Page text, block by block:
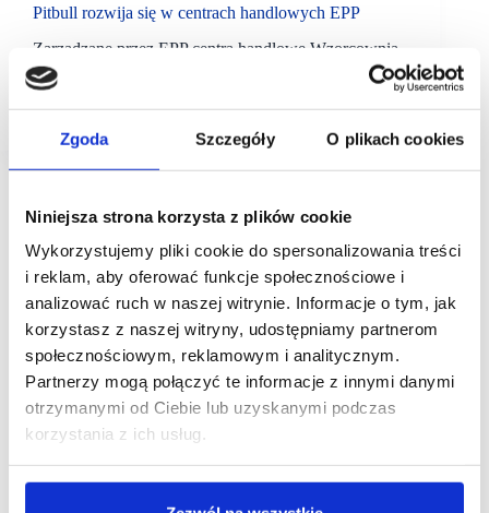
Zgoda Szczegóły O plikach cookies
Niniejsza strona korzysta z plików cookie
Wykorzystujemy pliki cookie do spersonalizowania treści
i reklam, aby oferować funkcje społecznościowe i
analizować ruch w naszej witrynie. Informacje o tym, jak
korzystasz z naszej witryny, udostępniamy partnerom
społecznościowym, reklamowym i analitycznym.
Partnerzy mogą połączyć te informacje z innymi danymi
otrzymanymi od Ciebie lub uzyskanymi podczas
korzystania z ich usług.
Pitbull rozwija się w centrach handlowych EPP
Zarządzane przez EPP centra handlowe Wzorcownia
we Włocławku, Galeria Solna w Inowrocławiu i
Galeria Olimpia w Bełchatowie rozszerzają swoją
ofertę o asortyment Pitbull.